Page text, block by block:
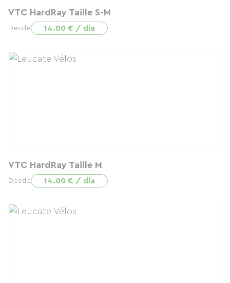
VTC HardRay Taille S-M
Desde 14.00 € / día
VTC HardRay Taille M
Desde 14.00 € / día